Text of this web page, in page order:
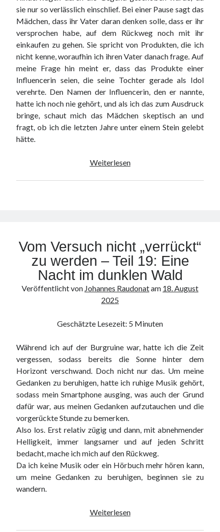
sie nur so verlässlich einschlief. Bei einer Pause sagt das
Mädchen, dass ihr Vater daran denken solle, dass er ihr
versprochen habe, auf dem Rückweg noch mit ihr
einkaufen zu gehen. Sie spricht von Produkten, die ich
nicht kenne, woraufhin ich ihren Vater danach frage. Auf
meine Frage hin meint er, dass das Produkte einer
Influencerin seien, die seine Tochter gerade als Idol
verehrte. Den Namen der Influencerin, den er nannte,
hatte ich noch nie gehört, und als ich das zum Ausdruck
bringe, schaut mich das Mädchen skeptisch an und
fragt, ob ich die letzten Jahre unter einem Stein gelebt
hätte.
WeiterlesenVom
Teil
20:
Personenkulte
und
der
dem
und
der
Allgemeinheit
Vom Versuch nicht „verrückt“
zu werden – Teil 19: Eine
Nacht im dunklen Wald
Veröffentlicht von Johannes Raudonatam 18. August
2025
Geschätzte Lesezeit: 5 Minuten
Während ich auf der Burgruine war, hatte ich die Zeit
vergessen, sodass bereits die Sonne hinter dem
Horizont verschwand. Doch nicht nur das. Um meine
Gedanken zu beruhigen, hatte ich ruhige Musik gehört,
sodass mein Smartphone ausging, was auch der Grund
dafür war, aus meinen Gedanken aufzutauchen und die
vorgerückte Stunde zu bemerken.
Also los. Erst relativ zügig und dann, mit abnehmender
Helligkeit, immer langsamer und auf jeden Schritt
bedacht, mache ich mich auf den Rückweg.
Da ich keine Musik oder ein Hörbuch mehr hören kann,
um meine Gedanken zu beruhigen, beginnen sie zu
wandern.
WeiterlesenVom